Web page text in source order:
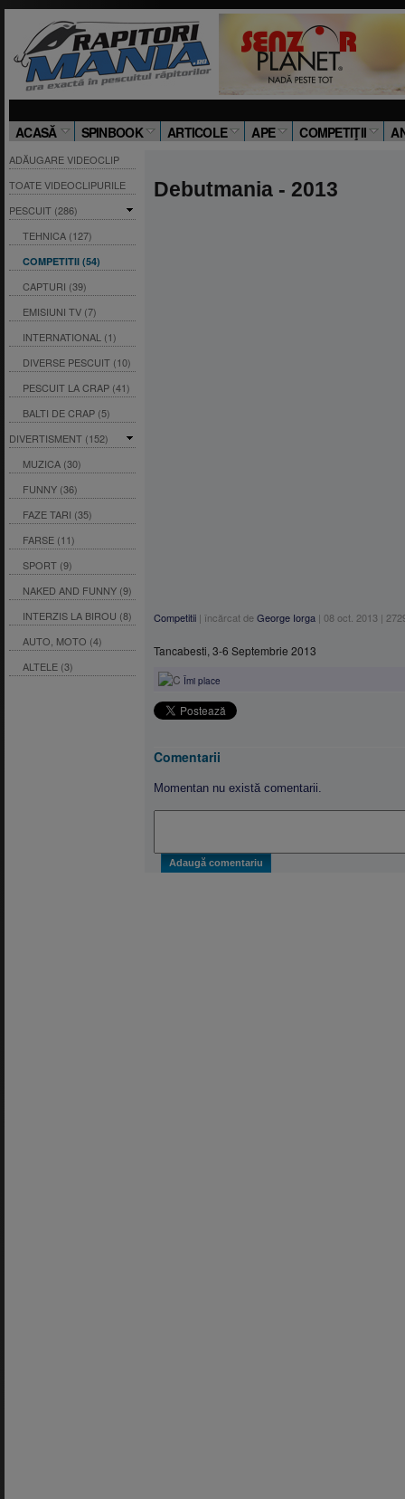
ACASĂ SPINBOOK ARTICOLE APE COMPETIŢII
ADĂUGARE VIDEOCLIP
TOATE VIDEOCLIPURILE
PESCUIT (286)
TEHNICA (127)
COMPETITII (54)
CAPTURI (39)
EMISIUNI TV (7)
INTERNATIONAL (1)
DIVERSE PESCUIT (10)
PESCUIT LA CRAP (41)
BALTI DE CRAP (5)
DIVERTISMENT (152)
MUZICA (30)
FUNNY (36)
FAZE TARI (35)
FARSE (11)
SPORT (9)
NAKED AND FUNNY (9)
INTERZIS LA BIROU (8)
AUTO, MOTO (4)
ALTELE (3)
Debutmania - 2013
Competitii | încărcat deGeorge Iorga | 08 oct. 2013 |
Tancabesti, 3-6 Septembrie 2013
Îmi place
Comentarii
Momentan nu există comentarii.